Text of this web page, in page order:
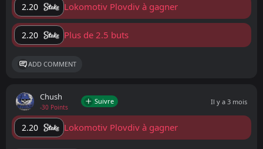
2.20 Lokomotiv Plovdiv à gagner
2.20 Plus de 2.5 buts
ADD COMMENT
Chush
-30 Points
Suivre Il y a 3 mois
2.20 Lokomotiv Plovdiv à gagner